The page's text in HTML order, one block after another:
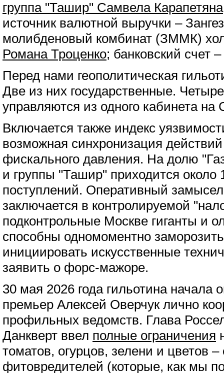
группа "Ташир" Самвела Карапетяна
источник валютной выручки –
молибденовый комбинат (ЗММК)
Романа Троценко; банковский счет
Перед нами геополитическая
Две из них государственные.
управляются из одного кабинета
Включается также индекс
возможная синхронизация
фискального давления. На долю
и группы "Ташир" приходится около
поступлений. Оперативный замысел
заключается в контролируемой
подконтрольные Москве гиганты и
способны одномоментно
инициировать искусственные
заявить о форс-мажоре.
30 мая 2026 года гильотина начала
премьер Алексей Оверчук лично
профильных ведомств. Глава
Данкверт ввел полные ограничения
томатов, огурцов, зелени и цветов
фитовредителей (которые, как мы